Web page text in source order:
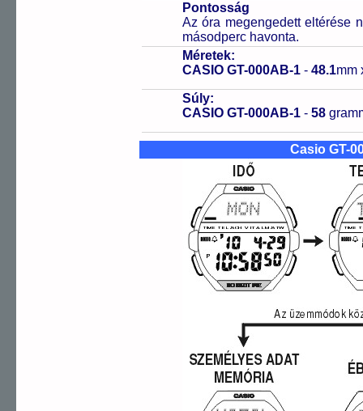
Pontosság
Az óra megengedett eltérése
másodperc havonta.
Méretek:
CASIO GT-000AB-1 - 48.1mm
Súly:
CASIO GT-000AB-1 - 58
Casio GT-